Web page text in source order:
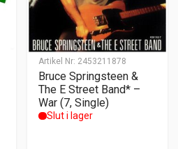
Artikel Nr: 2453211878
Bruce Springsteen &
The E Street Band* –
War (7, Single)
Slut i lager